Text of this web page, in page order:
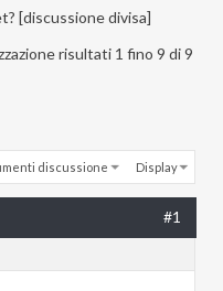
[discussione divisa]
risultati 1 fino 9 di 9
discussione Display
#1